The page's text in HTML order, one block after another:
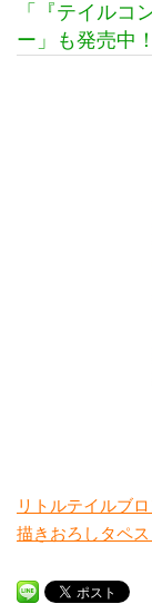
「『テイルコ
ー」も発売中！
リトルテイルブ
描きおろしタペ